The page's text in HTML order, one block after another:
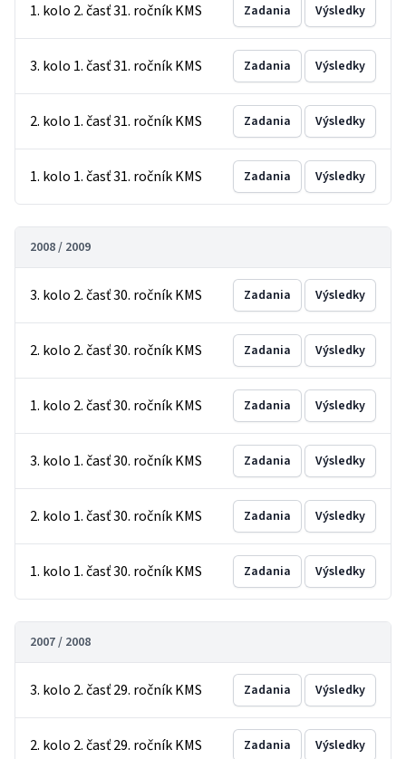
1. kolo 2. časť 31. ročník KMS Zadania Výsledky
3. kolo 1. časť 31. ročník KMS Zadania Výsledky
2. kolo 1. časť 31. ročník KMS Zadania Výsledky
1. kolo 1. časť 31. ročník KMS Zadania Výsledky
2008 / 2009
3. kolo 2. časť 30. ročník KMS Zadania Výsledky
2. kolo 2. časť 30. ročník KMS Zadania Výsledky
1. kolo 2. časť 30. ročník KMS Zadania Výsledky
3. kolo 1. časť 30. ročník KMS Zadania Výsledky
2. kolo 1. časť 30. ročník KMS Zadania Výsledky
1. kolo 1. časť 30. ročník KMS Zadania Výsledky
2007 / 2008
3. kolo 2. časť 29. ročník KMS Zadania Výsledky
2. kolo 2. časť 29. ročník KMS Zadania Výsledky